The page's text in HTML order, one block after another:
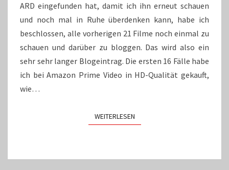
ARD eingefunden hat, damit ich ihn erneut schauen
und noch mal in Ruhe überdenken kann, habe ich
beschlossen, alle vorherigen 21 Filme noch einmal zu
schauen und darüber zu bloggen. Das wird also ein
sehr sehr langer Blogeintrag. Die ersten 16 Fälle habe
ich bei Amazon Prime Video in HD-Qualität gekauft,
wie…
WEITERLESENWEITERLESEN